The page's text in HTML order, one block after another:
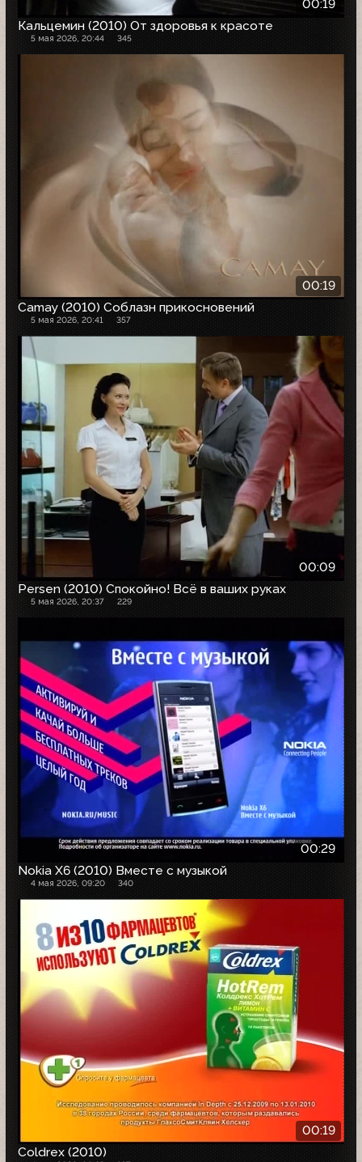
00:19
Кальцемин (2010) От здоровья к красоте
5 мая 2026, 20:44 345
00:19
Camay (2010) Соблазн прикосновений
5 мая 2026, 20:41 357
00:09
Persen (2010) Спокойно! Всё в ваших руках
5 мая 2026, 20:37 229
00:29
Nokia X6 (2010) Вместе с музыкой
4 мая 2026, 09:20 340
00:19
Coldrex (2010)